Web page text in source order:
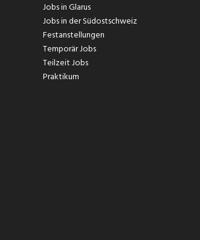
Jobs in Glarus
Jobs in der Südostschweiz
Festanstellungen
Temporär Jobs
Teilzeit Jobs
Praktikum